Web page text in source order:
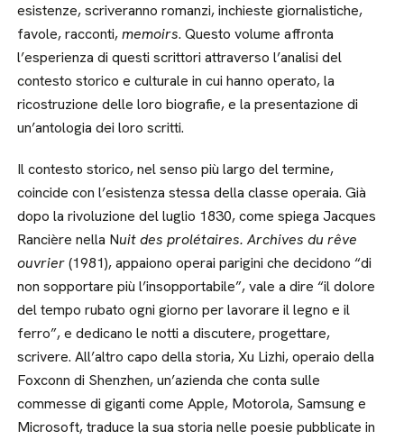
esistenze, scriveranno romanzi, inchieste giornalistiche,
favole, racconti,memoirs. Questo volume affronta
l’esperienza di questi scrittori attraverso l’analisi del
contesto storico e culturale in cui hanno operato, la
ricostruzione delle loro biografie, e la presentazione di
un’antologia dei loro scritti.
Il contesto storico, nel senso più largo del termine,
coincide con l’esistenza stessa della classe operaia. Già
dopo la rivoluzione del luglio 1830, come spiega Jacques
Rancière nella Nuit des prolétaires. Archives du rêve
ouvrier(1981), appaiono operai parigini che decidono “di
non sopportare più l’insopportabile”, vale a dire “il dolore
del tempo rubato ogni giorno per lavorare il legno e il
ferro”, e dedicano le notti a discutere, progettare,
scrivere. All’altro capo della storia, Xu Lizhi, operaio della
Foxconn di Shenzhen, un’azienda che conta sulle
commesse di giganti come Apple, Motorola, Samsung e
Microsoft, traduce la sua storia nelle poesie pubblicate in